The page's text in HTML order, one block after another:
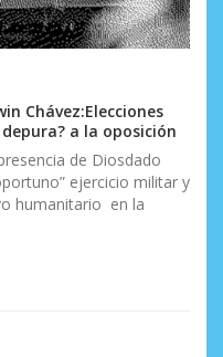
Chávez:Elecciones
a la oposición
de Diosdado
ejercicio militar y
humanitario en la